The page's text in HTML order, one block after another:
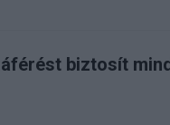
biztosít